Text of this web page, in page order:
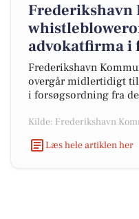
Frederikshavn
advokatfirma i
Frederikshavn
overgår midlertidigt
i forsøgsordning fra
Kilde: Frederikshavn
Læs hele artiklen her